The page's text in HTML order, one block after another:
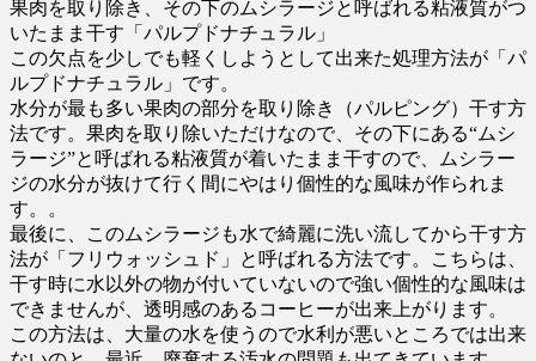
果肉を取り除き、その下のムシラージと呼ばれる粘液質がつ
いたまま干す「パルプドナチュラル」
この欠点を少しでも軽くしようとして出来た処理方法が「パ
ルプドナチュラル」です。
水分が最も多い果肉の部分を取り除き（パルピング）干す方
法です。果肉を取り除いただけなので、その下にある“ムシ
ラージ”と呼ばれる粘液質が着いたまま干すので、ムシラー
ジの水分が抜けて行く間にやはり個性的な風味が作られま
す。。
最後に、このムシラージも水で綺麗に洗い流してから干す方
法が「フリウォッシュド」と呼ばれる方法です。こちらは、
干す時に水以外の物が付いていないので強い個性的な風味は
できませんが、透明感のあるコーヒーが出来上がります。
この方法は、大量の水を使うので水利が悪いところでは出来